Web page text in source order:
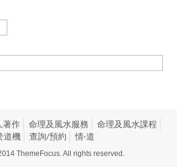
著作 命理及風水服務
命理及風水課程
道機
查詢/預約 情·道
ThemeFocus. All rights reserved.